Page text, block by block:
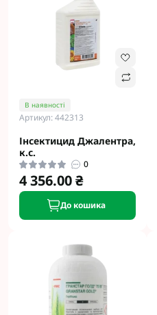
В наявності
Артикул: 442313
Інсектицид Джалентра,
к.с.
0
4 356.00 ₴
До кошика